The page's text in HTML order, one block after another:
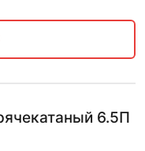
6.5П